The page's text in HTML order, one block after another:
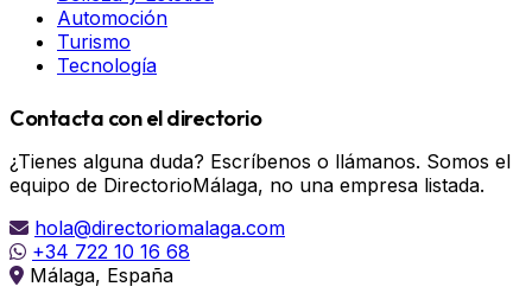
Automoción
Turismo
Tecnología
Contacta con el directorio
¿Tienes alguna duda? Escríbenos o llámanos. Somos el
equipo de DirectorioMálaga, no una empresa listada.
hola@directoriomalaga.com
+34 722 10 16 68
Málaga, España